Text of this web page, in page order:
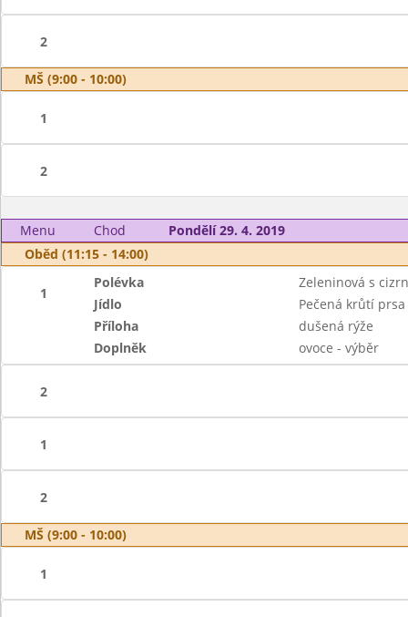
2
MŠ (9:00 - 10:00)
1
2
Menu Chod
Pondělí 29. 4. 2019
Oběd (11:15 - 14:00)
1
Polévka
Zeleninová s
Jídlo
Pečená krůtí
Příloha
dušená rýže
Doplněk
ovoce - výběr
2
1
2
MŠ (9:00 - 10:00)
1